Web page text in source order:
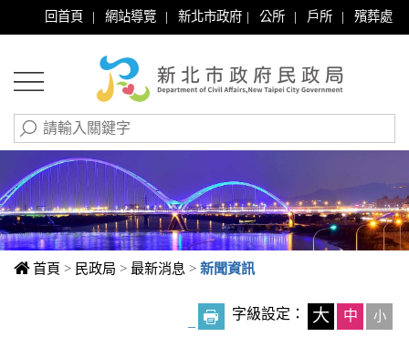
回首頁 | 網站導覽 | 新北市政府 | 公所 | 戶所 | 殯葬處
首頁 > 民政局 > 最新消息 > 新聞資訊
字級設定： 大 中 小